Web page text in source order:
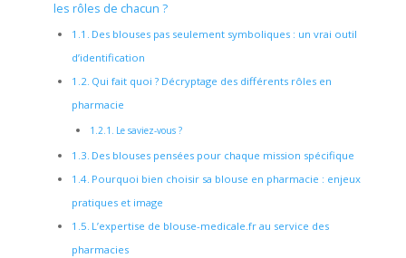
les rôles de chacun ?
Des blouses pas seulement symboliques : un vrai outil
d’identification
Qui fait quoi ? Décryptage des différents rôles en
pharmacie
Le saviez-vous ?
Des blouses pensées pour chaque mission spécifique
Pourquoi bien choisir sa blouse en pharmacie : enjeux
pratiques et image
L’expertise de blouse-medicale.fr au service des
pharmacies